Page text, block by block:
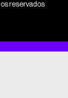
reservados